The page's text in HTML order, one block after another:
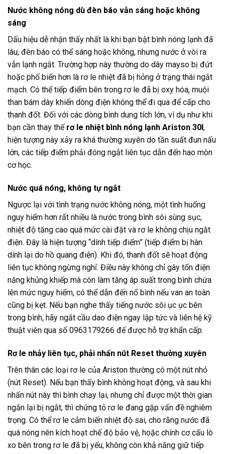
Nước không nóng dù đèn báo vẫn sáng hoặc không
sáng
Dấu hiệu dễ nhận thấy nhất là khi bạn bật bình nóng lạnh đã
lâu, đèn báo có thể sáng hoặc không, nhưng nước ở vòi ra
vẫn lạnh ngắt. Trường hợp này thường do dây mayso bị đứt
hoặc phổ biến hơn là rơ le nhiệt đã bị hỏng ở trạng thái ngắt
mạch. Có thể tiếp điểm bên trong rơ le đã bị oxy hóa, muội
than bám dày khiến dòng điện không thể đi qua để cấp cho
thanh đốt. Đối với các dòng bình dung tích lớn, ví dụ như khi
bạn cần thay thế rơ le nhiệt bình nóng lạnh Ariston 30l ,
hiện tượng này xảy ra khá thường xuyên do tần suất đun nấu
lớn, các tiếp điểm phải đóng ngắt liên tục dẫn đến hao mòn
cơ học.
Nước quá nóng, không tự ngắt
Ngược lại với tình trạng nước không nóng, một tình huống
nguy hiểm hơn rất nhiều là nước trong bình sôi sùng sục,
nhiệt độ tăng cao quá mức cài đặt và rơ le không chịu ngắt
điện. Đây là hiện tượng “dính tiếp điểm” (tiếp điểm bị hàn
dính lại do hồ quang điện). Khi đó, thanh đốt sẽ hoạt động
liên tục không ngừng nghỉ. Điều này không chỉ gây tốn điện
năng khủng khiếp mà còn làm tăng áp suất trong bình chứa
lên mức nguy hiểm, có thể dẫn đến nổ bình nếu van an toàn
cũng bị kẹt. Nếu bạn nghe thấy tiếng nước sôi ục ục bên
trong bình, hãy ngắt cầu dao điện ngay lập tức và liên hệ kỹ
thuật viên qua số 0963179266 để được hỗ trợ khẩn cấp.
Rơ le nhảy liên tục, phải nhấn nút Reset thường xuyên
Trên thân các loại rơ le của Ariston thường có một nút nhỏ
(nút Reset). Nếu bạn thấy bình không hoạt động, và sau khi
nhấn nút này thì bình chạy lại, nhưng chỉ được một thời gian
ngắn lại bị ngắt, thì chứng tỏ rơ le đang gặp vấn đề nghiêm
trọng. Có thể rơ le cảm biến nhiệt độ sai, cho rằng nước đã
quá nóng nên kích hoạt chế độ bảo vệ, hoặc chính cơ cấu lò
xo bên trong rơ le đã bị yếu, không còn khả năng giữ tiếp